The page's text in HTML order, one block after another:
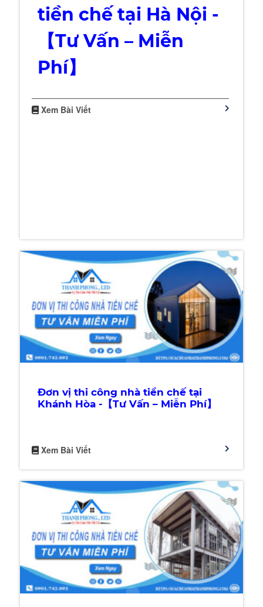
tiền chế tại Hà Nội -
【Tư Vấn – Miễn
Phí】
Xem Bài Viết
Đơn vị thi công nhà tiền chế tại
Khánh Hòa -【Tư Vấn – Miễn Phí】
Xem Bài Viết